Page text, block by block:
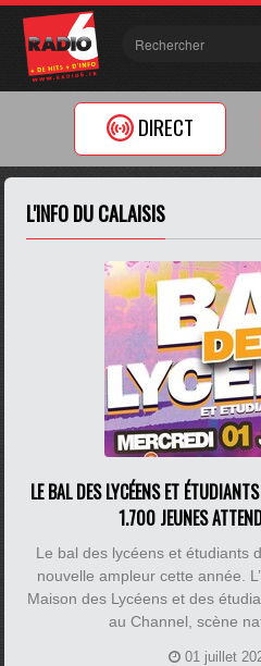
DIRECT
L'INFO DU CALAISIS
LE BAL DES LYCÉENS ET
1.700 JEUNES
Le bal des lycéens et étudiants
nouvelle ampleur cette année.
Maison des Lycéens et des
au Channel, scène
01 juillet